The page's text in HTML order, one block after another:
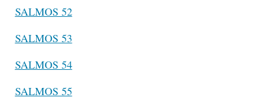
SALMOS 52
SALMOS 53
SALMOS 54
SALMOS 55